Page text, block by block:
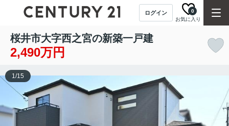
ログイン
お気に入り
0
桜井市大字西之宮の新築一戸建
2,490万円
1/15